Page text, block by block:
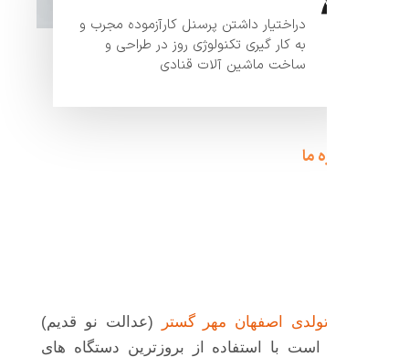
دراختیار داشتن پرسنل کارآزموده مجرب و
به کار گیری تکنولوژی روز در طراحی و
ساخت ماشین آلات قنادی
شماهستیم
اصفهان مهر گستر(عدالت نو قدیم)
با استفاده از بروزترین دستگاه های